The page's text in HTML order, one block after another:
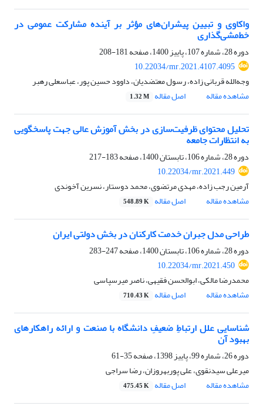
واکاوی و تبیین پیشران‌های مؤثر بر آینده مشارکت عمومی در
خط‌مشی‌گذاری
دوره 28، شماره 107، پاییز 1400، صفحه
181-208
10.22034/mr.2021.4107.4095
وجه‌الله قربانی زاده، رسول معتضدیان، داوود حسین پور، عباسعلی رهبر
مشاهده مقاله
اصل مقاله 1.32 M
تحلیل محتوای ظرفیت‌سازی در بخش آموزش عالی جهت پاسخگویی
به انتظارات جامعه
دوره 28، شماره 106، تابستان 1400، صفحه
183-217
10.22034/mr.2021.449
آرمین رجب زاده، مهدی مرتضوی، محمد دوستار، نسرین آخوندی
مشاهده مقاله
اصل مقاله 548.89 K
طراحی مدل جبران خدمت کارکنان در بخش دولتی ایران
دوره 28، شماره 106، تابستان 1400، صفحه
247-283
10.22034/mr.2021.450
محمدرضا مالکی، ابوالحسن فقیهی، ناصر میرسپاسی
مشاهده مقاله
اصل مقاله 710.43 K
شناسایی علل ارتباطِ ضعیفِ دانشگاه با صنعت و ارائه راهکارهای
بهبود آن
دوره 26، شماره 99، پاییز 1398، صفحه
35-61
میرعلی سیدنقوی، علی پوربهروزان، رضا سراجی
مشاهده مقاله
اصل مقاله 475.45 K